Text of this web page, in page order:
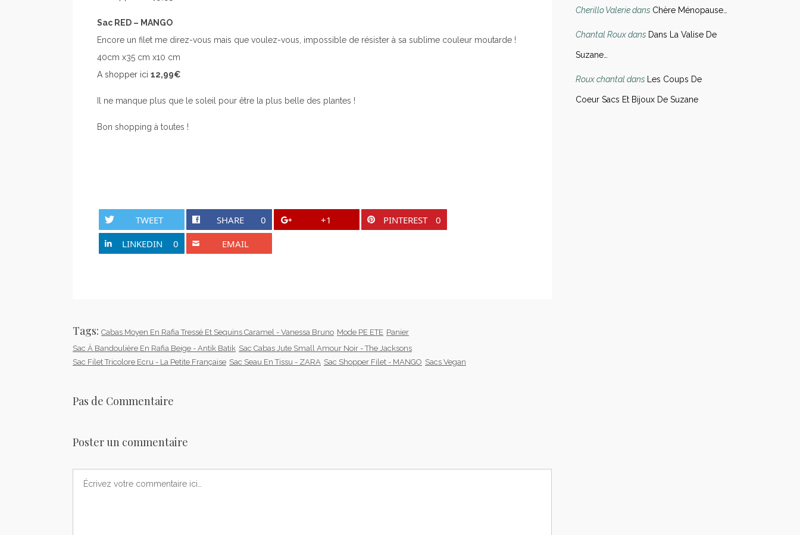
Sac RED – MANGO
Encore un filet me direz-vous mais que voulez-vous, impossible de résister à sa sublime couleur moutarde !
40cm x35 cm x10 cm
A shopper ici 12,99€
Il ne manque plus que le soleil pour être la plus belle des plantes !
Bon shopping à toutes !
TWEET SHARE 0 +1 PINTEREST
0
LINKEDIN
0 EMAIL
Tags: Cabas Moyen En Rafia Tressé Et Sequins Caramel - Vanessa Bruno Mode PE ETE Panier
Sac À Bandoulière En Rafia Beige - Antik Batik Sac Cabas Jute Small Amour Noir - The Jacksons
Sac Filet Tricolore Ecru - La Petite Française Sac Seau En Tissu - ZARA Sac Shopper Filet - MANGO Sacs Vegan
Pas de Commentaire
Poster un commentaire
Cherillo Valeriedans Chère Ménopause…
Chantal Rouxdans Dans La Valise De
Suzane…
Roux chantaldans Les Coups De
Coeur Sacs Et Bijoux De Suzane